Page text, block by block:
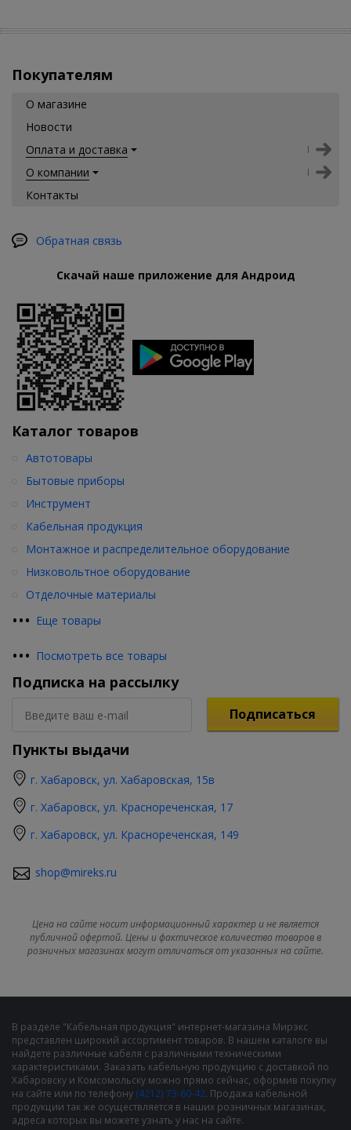
Покупателям
О магазине
Новости
Оплата и доставка
О компании
Контакты
Обратная связь
Скачай наше приложение для Андроид
Каталог товаров
••• Еще товары
Автотовары
Бытовые приборы
Инструмент
Кабельная продукция
Монтажное и распределительное оборудование
Низковольтное оборудование
Отделочные материалы
••• Посмотреть все товары
Подписка на рассылку
Подписаться
Пункты выдачи
г. Хабаровск, ул. Хабаровская, 15в
г. Хабаровск, ул. Краснореченская, 17
г. Хабаровск, ул. Краснореченская, 149
shop@mireks.ru
Цена на сайте носит информационный характер и не является
публичной офертой. Цены и фактическое количество товаров в
розничных магазинах могут отличаться от указанных на сайте.
В разделе "Кабельная продукция" интернет-магазина Мирэкс
представлен широкий ассортимент товаров. В нашем каталоге вы
найдете различные кабеля с различными техническими
характеристиками. Заказать кабельную продукцию с доставкой по
Хабаровску и Комсомольску можно прямо сейчас, оформив покупку
на сайте или по телефону (4212) 73-60-42. Продажа кабельной
продукции так же осуществляется в наших розничных магазинах,
адреса которых вы можете узнать у нас на сайте.